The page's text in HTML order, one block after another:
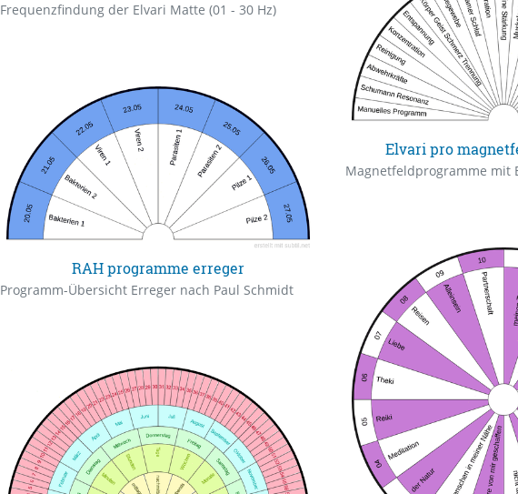
Frequenzfindung der Elvari Matte (01 - 30 Hz)
Elvari pro
Magnetfeldprogramme mit
RAH programme erreger
Programm-Übersicht Erreger nach Paul Schmidt